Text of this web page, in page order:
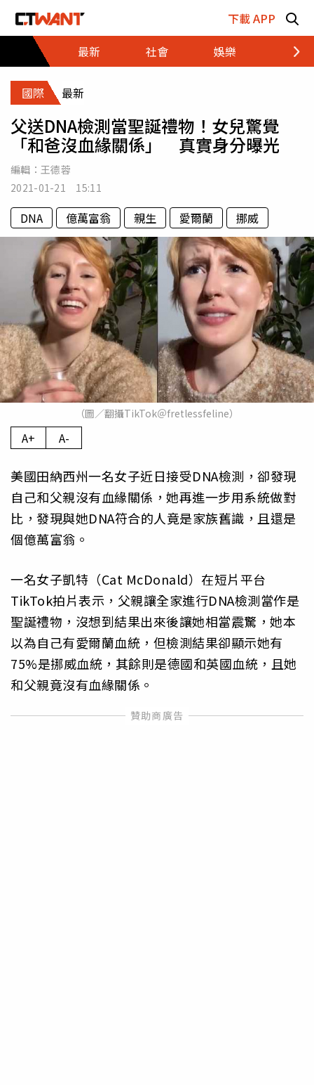
下載 APP
最新
社會 娛樂 財經
國際 最新
父送DNA檢測當聖誕禮物！女兒驚覺
「和爸沒血緣關係」 真實身分曝光
編輯： 王德蓉
2021-01-21 15:11
DNA 億萬富翁 親生 愛爾蘭 挪威
（圖／翻攝TikTok＠fretlessfeline）
A+ A-
美國田納西州一名女子近日接受DNA檢測，卻發現
自己和父親沒有血緣關係，她再進一步用系統做對
比，發現與她DNA符合的人竟是家族舊識，且還是
個億萬富翁。
一名女子凱特（Cat McDonald）在短片平台
TikTok拍片表示，父親讓全家進行DNA檢測當作是
聖誕禮物，沒想到結果出來後讓她相當震驚，她本
以為自己有愛爾蘭血統，但檢測結果卻顯示她有
75%是挪威血統，其餘則是德國和英國血統，且她
和父親竟沒有血緣關係。